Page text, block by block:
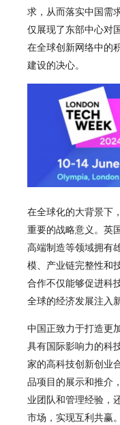
求，从而落实中国需
仅展现了东部中心对
在全球创新网络中的
建设的决心。
在全球化的大背景下
重要的战略意义。英
高端制造等领域拥有
模、产业链完整性和
合作不仅能够促进科
全球的经济发展注入
中国正致力于打造更
具有国际影响力的科
家的高科技创新创业
品项目的展示和推介
业团队和管理经验，
市场，实现互利共赢。